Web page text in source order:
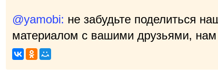
@yamobi: не забудьте поделиться
материалом с вашими друзьями,